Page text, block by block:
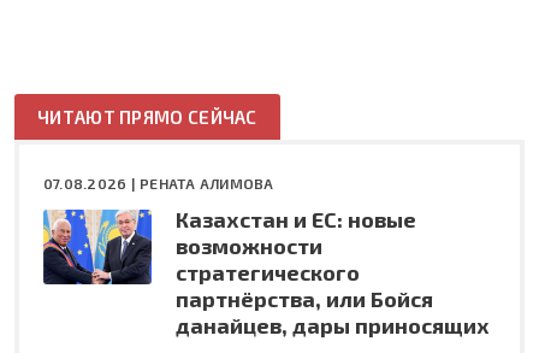
ЧИТАЮТ ПРЯМО СЕЙЧАС
07.08.2026 | РЕНАТА АЛИМОВА
Казахстан и ЕС: новые
возможности
стратегического
партнёрства, или Бойся
данайцев, дары приносящих